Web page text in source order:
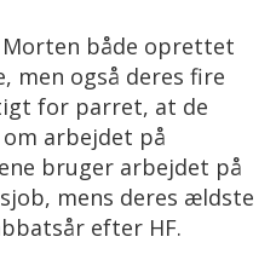
Morten både oprettet
men også deres fire
for parret, at de
arbejdet på
bruger arbejdet på
mens deres ældste
efter HF.